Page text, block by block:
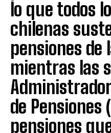
lo que todos
chilenas
pensiones de
mientras las
de Pensiones
pensiones